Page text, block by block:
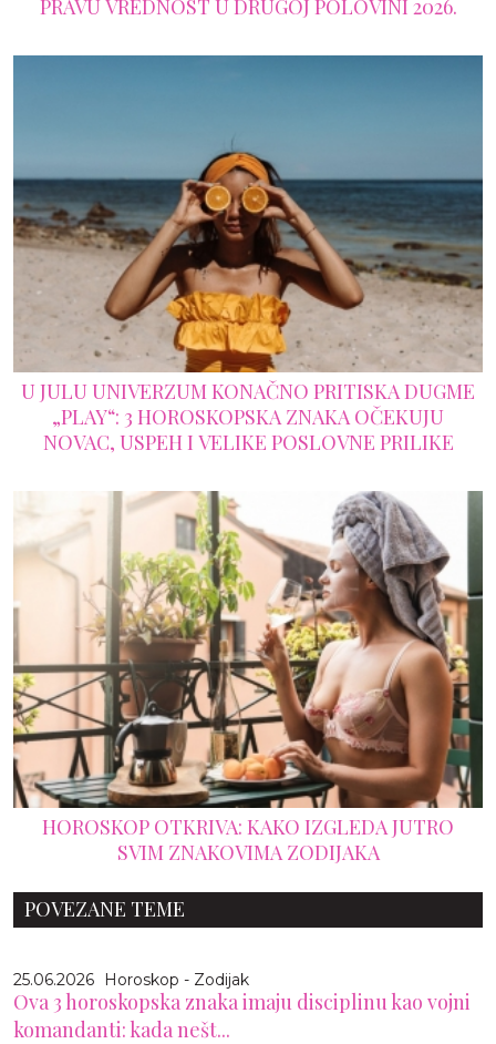
PRAVU VREDNOST U DRUGOJ POLOVINI 2026.
U JULU UNIVERZUM KONAČNO PRITISKA DUGME
„PLAY“: 3 HOROSKOPSKA ZNAKA OČEKUJU
NOVAC, USPEH I VELIKE POSLOVNE PRILIKE
HOROSKOP OTKRIVA: KAKO IZGLEDA JUTRO
SVIM ZNAKOVIMA ZODIJAKA
POVEZANE TEME
25.06.2026 Horoskop - Zodijak
Ova 3 horoskopska znaka imaju disciplinu kao vojni
komandanti: kada nešt...